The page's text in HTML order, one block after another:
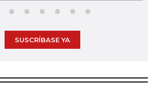
SUSCRÍBASE YA